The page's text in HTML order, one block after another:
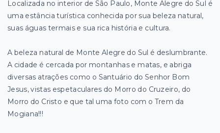
Localizada no interior de São Paulo, Monte Alegre do Sul é
uma estância turística conhecida por sua beleza natural,
suas águas termais e sua rica história e cultura.
A beleza natural de Monte Alegre do Sul é deslumbrante.
A cidade é cercada por montanhas e matas, e abriga
diversas atrações como o Santuário do Senhor Bom
Jesus, vistas espetaculares do Morro do Cruzeiro, do
Morro do Cristo e que tal uma foto com o Trem da
Mogiana!!!